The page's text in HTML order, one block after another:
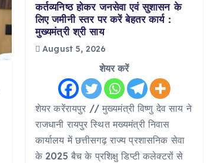
कर्तव्यनिष्ठ होकर जनसेवा एवं सुशासन के
लिए जमीनी स्तर पर करें बेहतर कार्य :
मुख्यमंत्री श्री साय
August 5, 2026
शेयर करें
शेयर करेंरायपुर // मुख्यमंत्री विष्णु देव साय ने
राजधानी रायपुर स्थित मख्यमंत्री निवास
कार्यालय में छत्तीसगढ़ राज्य प्रशासनिक सेवा
के 2025 बैच के प्रशिक्षु डिप्टी कलेक्टरों से